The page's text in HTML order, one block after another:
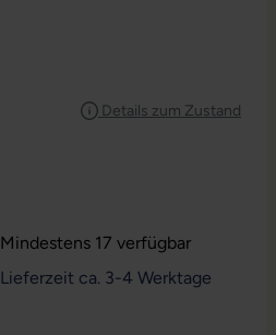
Details zum Zustand
Mindestens 17 verfügbar
Lieferzeit ca. 3-4 Werktage